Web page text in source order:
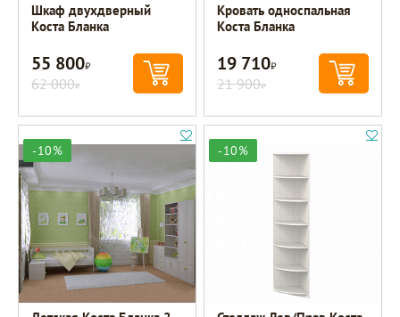
Шкаф двухдверный
Коста Бланка
55 800Р
62 000Р
Кровать односпальная
Коста Бланка
19 710Р
21 900Р
-10% -10%